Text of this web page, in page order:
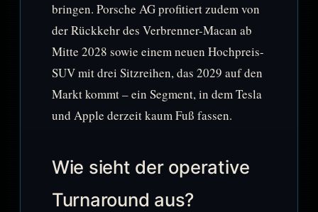
bringen. Porsche AG profitiert zudem von
der Rückkehr des Verbrenner-Macan ab
Mitte 2028 sowie einem neuen Hochpreis-
SUV mit drei Sitzreihen, das 2029 auf den
Markt kommt – ein Segment, in dem Tesla
und Apple derzeit kaum Fuß fassen.
Wie sieht der operative
Turnaround aus?